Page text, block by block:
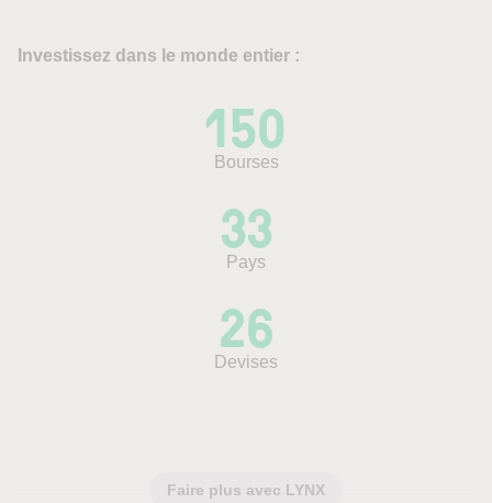
Investissez dans le monde entier :
150
Bourses
33
Pays
26
Devises
Faire plus avec LYNX